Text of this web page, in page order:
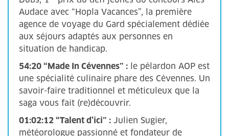
Audace avec “Hopla Vacances”, la première
agence de voyage du Gard spécialement dédiée
aux séjours adaptés aux personnes en
situation de handicap.
54:20 “Made In Cévennes” : le pélardon AOP est
une spécialité culinaire phare des Cévennes. Un
savoir-faire traditionnel et méticuleux que la
saga vous fait (re)découvrir.
01:02:12 “Talent d’ici” : Julien Sugier,
météorologue passionné et fondateur de